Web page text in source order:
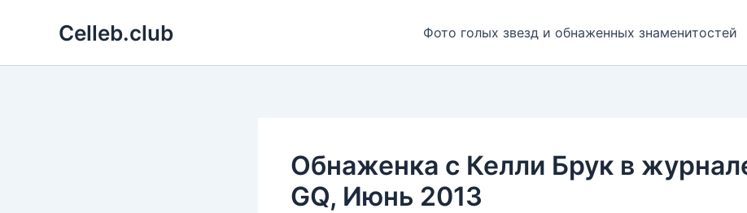
Celleb.club Фото голых звезд и обнаженных знаменитостей
Обнаженка с Келли Брук в
GQ, Июнь 2013